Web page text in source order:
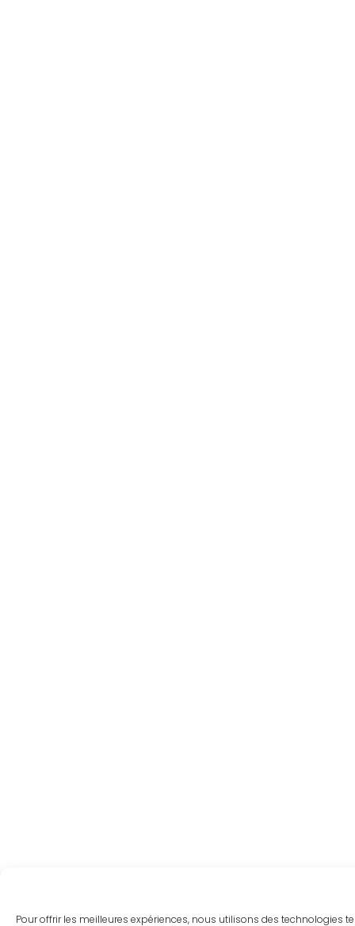
Pour offrir les meilleures expériences, nous utilisons des